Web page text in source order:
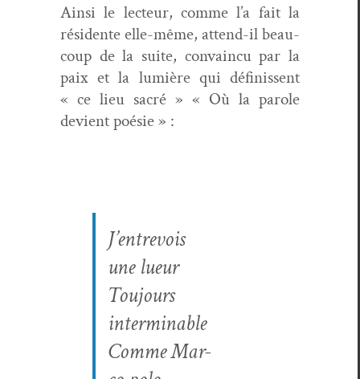
Ain­si le lecteur, comme l’a fait la
rési­dente elle-même, attend-il beau­
coup de la suite, con­va­in­cu par la
paix et la lumière qui définis­sent
« ce lieu sacré » « Où la parole
devient poésie » :
J’entrevois
une lueur
Tou­jours
interminable
Comme Mar­